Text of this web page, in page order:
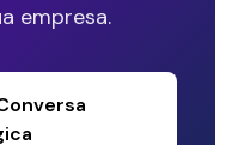
empresa.